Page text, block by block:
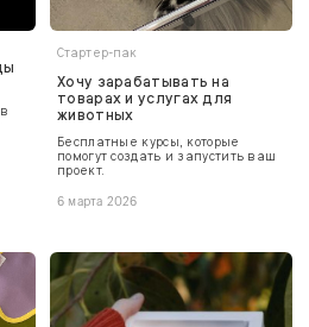
Стартер-пак
Хочу зарабатывать на
товарах и услугах для
животных
Бесплатные курсы, которые
помогут создать и запустить ваш
проект.
6 марта 2026